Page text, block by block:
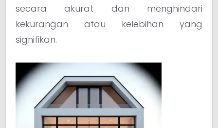
secara akurat dan menghindari
kekurangan atau kelebihan yang
signifikan.